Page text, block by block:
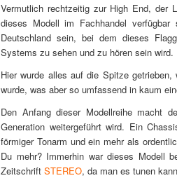
Vermutlich rechtzeitig zur High End, der
dieses Modell im Fachhandel
Deutschland sein, bei dem dieses
Systems zu sehen und zu hören sein wird.
Hier wurde alles auf die Spitze
wurde, was aber so umfassend in kaum
Den Anfang dieser Modellreihe macht
Generation weitergeführt wird. Ein
förmiger Tonarm und ein mehr als
Du mehr? Immerhin war dieses Modell
Zeitschrift STEREO, da man es tunen